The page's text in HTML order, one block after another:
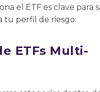
el ETF es clave para
tu perfil de riesgo.
ETFs Multi-